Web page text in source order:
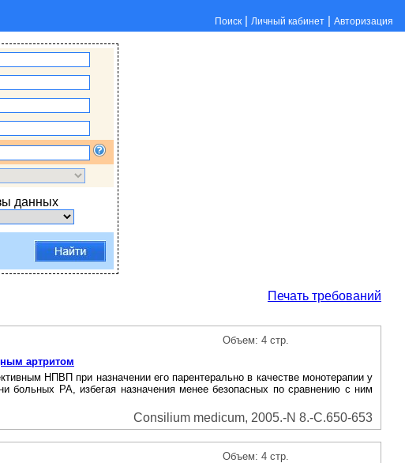
Поиск | Личный кабинет | Авторизация
данных
Печать требований
артритом
Объем: 4 стр.
НПВП при назначении его парентерально в качестве монотерапии у
больных РА, избегая назначения менее безопасных по сравнению с ним
Consilium medicum, 2005.-N 8.-С.650-653
Объем: 4 стр.